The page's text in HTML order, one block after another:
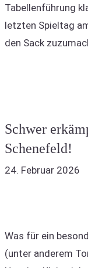
Tabellenführung
letzten Spieltag
den Sack
Schwer
Schenefeld!
24. Februar 2026
Was für ein
(unter anderem